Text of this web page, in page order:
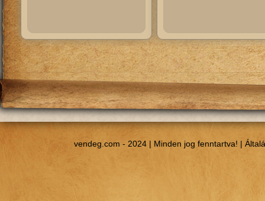
vendeg.com - 2024 | Minden jog fenntartva! |